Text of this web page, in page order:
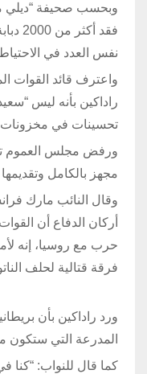
وبحسب صحيفة “ديلي
فقد
نفس العدد في
واعترف قائد القوات
راداكين بأنه ليس
تحسينات في مخزونات
مجهز بالكامل وتقديمها
وقال النائب مارك
أركان الدفاع أن
حرب مع روسيا، إنه
فرقة قتالية لحلف
ورد راداكين بأن
المدرعة التي ستكون